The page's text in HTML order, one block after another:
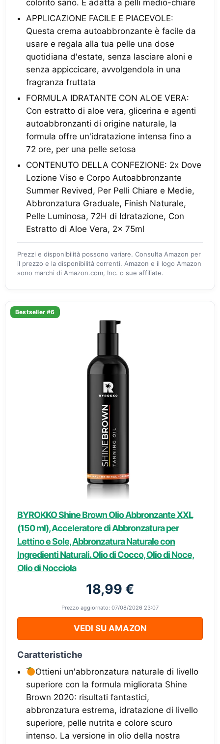
colorito sano. È adatta a pelli medio-chiare
APPLICAZIONE FACILE E PIACEVOLE:
Questa crema autoabbronzante è facile da
usare e regala alla tua pelle una dose
quotidiana d'estate, senza lasciare aloni e
senza appiccicare, avvolgendola in una
fragranza fruttata
FORMULA IDRATANTE CON ALOE VERA:
Con estratto di aloe vera, glicerina e agenti
autoabbronzanti di origine naturale, la
formula offre un'idratazione intensa fino a
72 ore, per una pelle setosa
CONTENUTO DELLA CONFEZIONE: 2x Dove
Lozione Viso e Corpo Autoabbronzante
Summer Revived, Per Pelli Chiare e Medie,
Abbronzatura Graduale, Finish Naturale,
Pelle Luminosa, 72H di Idratazione, Con
Estratto di Aloe Vera, 2x 75ml
Prezzi e disponibilità possono variare. Consulta Amazon per
il prezzo e la disponibilità correnti. Amazon e il logo Amazon
sono marchi di Amazon.com, Inc. o sue affiliate.
Bestseller #6
BYROKKO Shine Brown Olio Abbronzante XXL
(150 ml), Acceleratore di Abbronzatura per
Lettino e Sole, Abbronzatura Naturale con
Ingredienti Naturali. Olio di Cocco, Olio di Noce,
Olio di Nocciola
18,99 €
Prezzo aggiornato: 07/08/2026 23:07
VEDI SU AMAZON
Caratteristiche
Ottieni un'abbronzatura naturale di livello
superiore con la formula migliorata Shine
Brown 2020: risultati fantastici,
abbronzatura estrema, idratazione di livello
superiore, pelle nutrita e colore scuro
intenso. La versione in olio della nostra